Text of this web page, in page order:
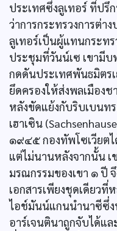
ประเทศซึ่งลูเทอร์ ที่ป
ว่าการกระทรวงการต่า
ลูเทอร์เป็นผู้แทนกระทร
ประชุมที่วันน์เซ เขามี
กดดันประเทศพันธมิตร
ยึดครองให้ส่งพลเมือง
หลังขัดแย้งกับริบเบนท
เฮาเซิน
๑๙๔๕ กองทัพโซเวียต
แต่ไม่นานหลังจากนั้น เ
มรณกรรมของเขา ๑ ปี
เอกสารเพียงชุดเดียว
ไอช์มันน์แกนนำนาซีซึ่
อาร์เจนตินาถูกจับได้แ